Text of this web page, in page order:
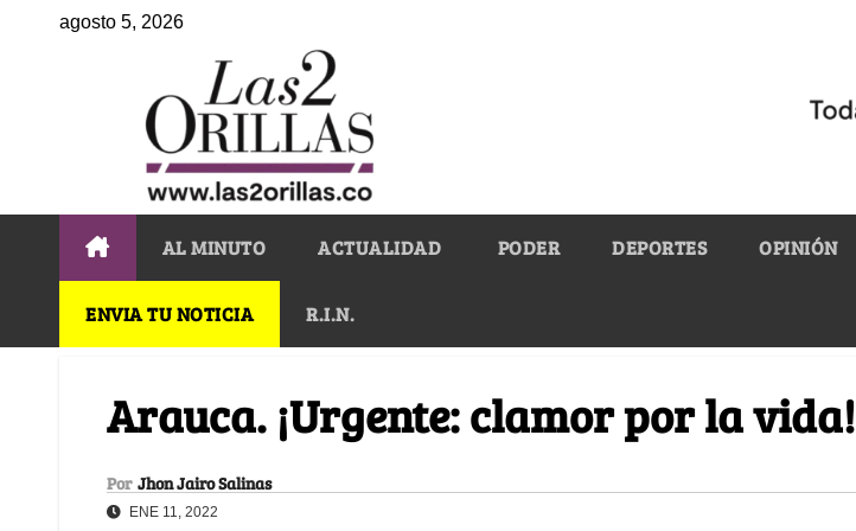
agosto 5, 2026
AL MINUTO ACTUALIDAD PODER DEPORTES OPINIÓN
ENVIA TU NOTICIA R.I.N.
Arauca. ¡Urgente: clamor por la vida!
Por Jhon Jairo Salinas
ENE 11, 2022